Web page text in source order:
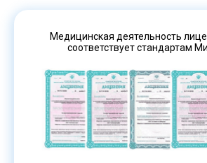
Медицинская деятельность
соответствует стандартам